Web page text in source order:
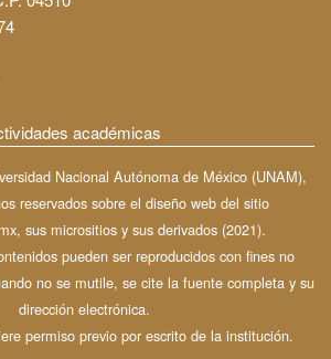
académicas
Nacional Autónoma de México (UNAM),
reservados sobre el diseño web del sitio
sus micrositios y sus derivados (2021).
pueden ser reproducidos con fines no
no se mutile, se cite la fuente completa y su
dirección electrónica.
permiso previo por escrito de la institución.